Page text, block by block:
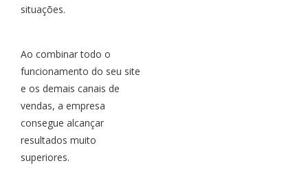
situações.
Ao combinar todo o
funcionamento do seu site
e os demais canais de
vendas, a empresa
consegue alcançar
resultados muito
superiores.